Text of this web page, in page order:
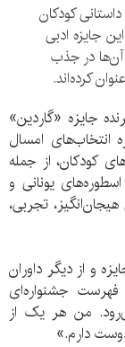
کودکان
این جایزه ادبی
آن‌ها در جذب
کرده‌اند.
جایزه «گاردین»
یکی از داوران جایزه 2015 درباره انتخاب‌های امسال
کودکان، از جمله
یونانی و
تجربی،
نامزد سال 2014 این جایزه و از دیگر داوران
جشنواره‌ای
من هر یک از
دارم.»